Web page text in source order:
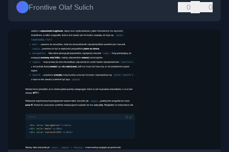
Frontlive Olaf Sulich 0 0